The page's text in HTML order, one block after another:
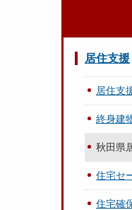
居住支援
居住支
終身建
秋田県
住宅セ
住宅確